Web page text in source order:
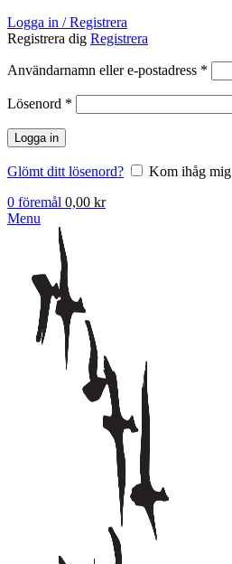
Logga in / Registrera
Registrera dig Registrera
Användarnamn eller e-postadress *
Lösenord *
Logga in
Glömt ditt lösenord?
Kom ihåg mig
0 föremål 0,00 kr
Menu